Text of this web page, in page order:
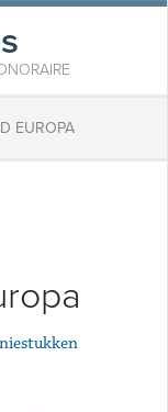
EUROPA